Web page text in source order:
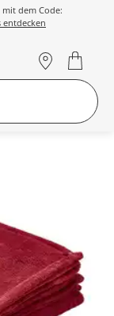
dem Code:
entdecken